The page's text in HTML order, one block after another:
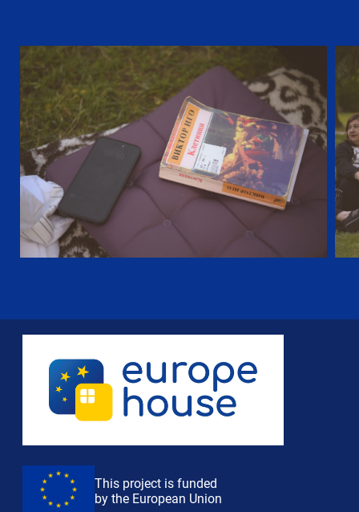
This project is funded
by the European Union